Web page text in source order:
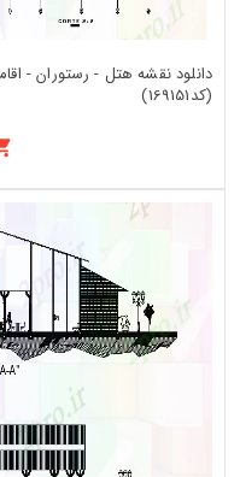
(کد169151)